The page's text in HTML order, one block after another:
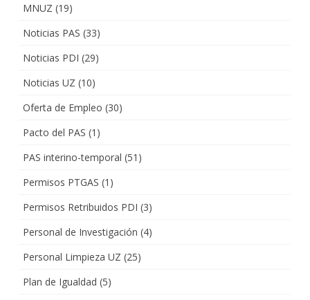
MNUZ (19)
Noticias PAS (33)
Noticias PDI (29)
Noticias UZ (10)
Oferta de Empleo (30)
Pacto del PAS (1)
PAS interino-temporal (51)
Permisos PTGAS (1)
Permisos Retribuidos PDI (3)
Personal de Investigación (4)
Personal Limpieza UZ (25)
Plan de Igualdad (5)